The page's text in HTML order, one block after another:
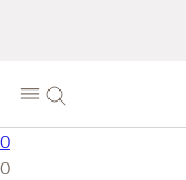
0
0